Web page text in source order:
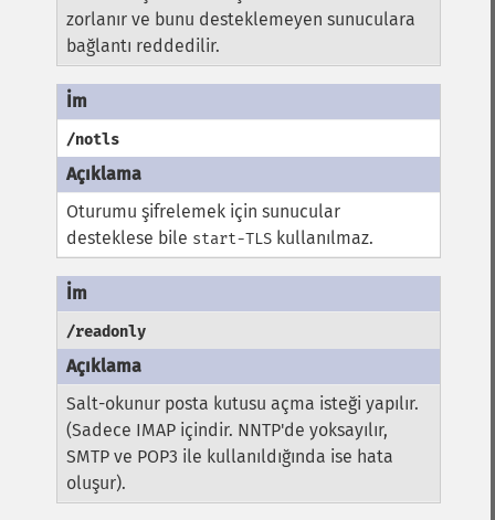
zorlanır ve bunu desteklemeyen sunuculara
bağlantı reddedilir.
/notls
Oturumu şifrelemek için sunucular
desteklese bile start-TLS kullanılmaz.
/readonly
Salt-okunur posta kutusu açma isteği yapılır.
(Sadece IMAP içindir. NNTP'de yoksayılır,
SMTP ve POP3 ile kullanıldığında ise hata
oluşur).